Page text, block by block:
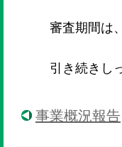
審査期間は
引き続きし
事業概況報告